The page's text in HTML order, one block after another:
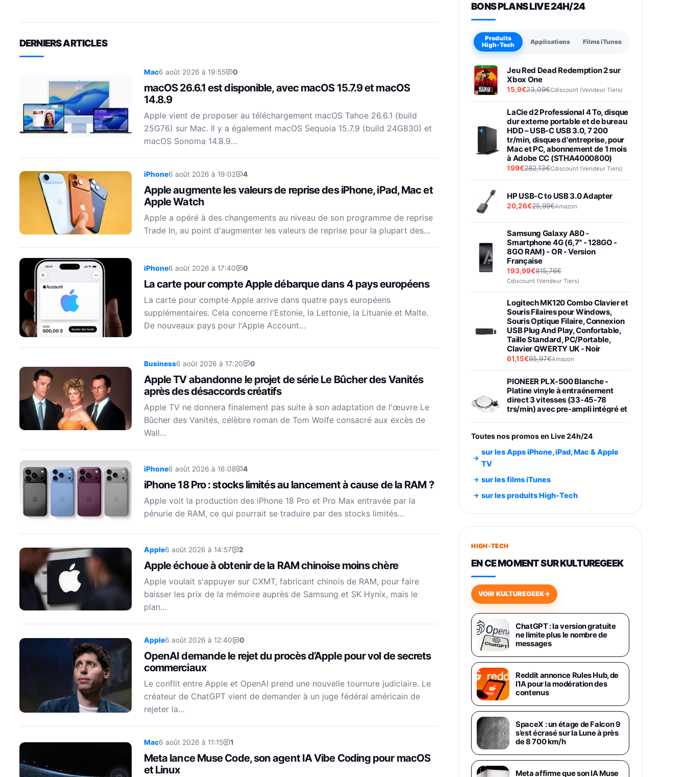
DERNIERS ARTICLES
Mac6 août 2026 à 19:55 0
macOS 26.6.1 est disponible, avec macOS 15.7.9 et macOS
14.8.9
Apple vient de proposer au téléchargement macOS Tahoe 26.6.1 (build
25G76) sur Mac. Il y a également macOS Sequoia 15.7.9 (build 24G830) et
macOS Sonoma 14.8.9…
iPhone6 août 2026 à 19:02 4
Apple augmente les valeurs de reprise des iPhone, iPad, Mac et
Apple Watch
Apple a opéré à des changements au niveau de son programme de reprise
Trade In, au point d'augmenter les valeurs de reprise pour la plupart des…
iPhone6 août 2026 à 17:40 0
La carte pour compte Apple débarque dans 4 pays européens
La carte pour compte Apple arrive dans quatre pays européens
supplémentaires. Cela concerne l'Estonie, la Lettonie, la Lituanie et Malte.
De nouveaux pays pour l'Apple Account…
Business6 août 2026 à 17:20 0
Apple TV abandonne le projet de série Le Bûcher des Vanités
après des désaccords créatifs
Apple TV ne donnera finalement pas suite à son adaptation de l'œuvre Le
Bûcher des Vanités, célèbre roman de Tom Wolfe consacré aux excès de
Wall…
iPhone6 août 2026 à 16:08 4
iPhone 18 Pro : stocks limités au lancement à cause de la RAM ?
Apple voit la production des iPhone 18 Pro et Pro Max entravée par la
pénurie de RAM, ce qui pourrait se traduire par des stocks limités…
Apple6 août 2026 à 14:57 2
Apple échoue à obtenir de la RAM chinoise moins chère
Apple voulait s'appuyer sur CXMT, fabricant chinois de RAM, pour faire
baisser les prix de la mémoire auprès de Samsung et SK Hynix, mais le
plan…
Apple6 août 2026 à 12:40 0
OpenAI demande le rejet du procès d’Apple pour vol de secrets
commerciaux
Le conflit entre Apple et OpenAI prend une nouvelle tournure judiciaire. Le
créateur de ChatGPT vient de demander à un juge fédéral américain de
rejeter la…
Mac6 août 2026 à 11:15 1
Meta lance Muse Code, son agent IA Vibe Coding pour macOS
et Linux
BONS PLANS LIVE 24H/24
Produits
High-Tech
Applications Films iTunes
Jeu Red Dead Redemption 2 sur
Xbox One
15,9€23,09€Cdiscount (Vendeur Tiers)
LaCie d2 Professional 4 To, disque
dur externe portable et de bureau
HDD – USB-C USB 3.0, 7 200
tr/min, disques d'entreprise, pour
Mac et PC, abonnement de 1 mois
à Adobe CC (STHA4000800)
199€282,13€Cdiscount (Vendeur Tiers)
HP USB-C to USB 3.0 Adapter
20,26€25,99€Amazon
Samsung Galaxy A80 -
Smartphone 4G (6,7'' - 128GO -
8GO RAM) - OR - Version
Française
193,99€815,76€
Cdiscount (Vendeur Tiers)
Logitech MK120 Combo Clavier et
Souris Filaires pour Windows,
Souris Optique Filaire, Connexion
USB Plug And Play, Confortable,
Taille Standard, PC/Portable,
Clavier QWERTY UK - Noir
61,15€65,97€Amazon
PIONEER PLX-500 Blanche -
Platine vinyle à entraénement
direct 3 vitesses (33-45-78
trs/min) avec pre-ampli intégré et
Smartphone SAMSUNG Galaxy
Smartphone SAMSUNG Galaxy
S26+ Violet 256Go
749,99€1240,43€Fnac (Vendeur Tiers)
648,63€
Smartphone Android 5G avec
Galaxy AI, 512 Go, Chargeur
Secteur Rapide 25W Inclus,
Smartphone déverrouillé, Noir,
Version FR
1019€1399€Fnac (Vendeur Tiers)
Galaxy S26 Ultra 512 Go Bleu
1019€1399€ Fnac (Vendeur Tiers)
Galaxy S26 Ultra 256 Go Violet
892€1199€
Philips SHK2000BL - Casque
Enfant - Bleu & Répartiteur Audio
5 Casques, Blanc
24,94€ 29,96€ Fnac (Vendeur Tiers)
Toutes nos promos en Live 24h/24
sur les Apps iPhone, iPad, Mac & Apple
TV
sur les films iTunes
sur les produits High-Tech
HIGH-TECH
EN CE MOMENT SUR KULTUREGEEK
VOIR KULTUREGEEK→
ChatGPT : la version gratuite
ne limite plus le nombre de
messages
Reddit annonce Rules Hub, de
l’IA pour la modération des
contenus
SpaceX : un étage de Falcon 9
s’est écrasé sur la Lune à près
de 8 700 km/h
Meta affirme que son IA Muse